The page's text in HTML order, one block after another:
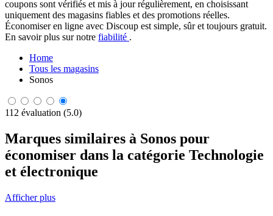
coupons sont vérifiés et mis à jour régulièrement, en choisissant
uniquement des magasins fiables et des promotions réelles.
Économiser en ligne avec Discoup est simple, sûr et toujours gratuit.
En savoir plus sur notre fiabilité .
Home
Tous les magasins
Sonos
112 évaluation (5.0)
Marques similaires à Sonos pour
économiser dans la catégorie Technologie
et électronique
Afficher plus